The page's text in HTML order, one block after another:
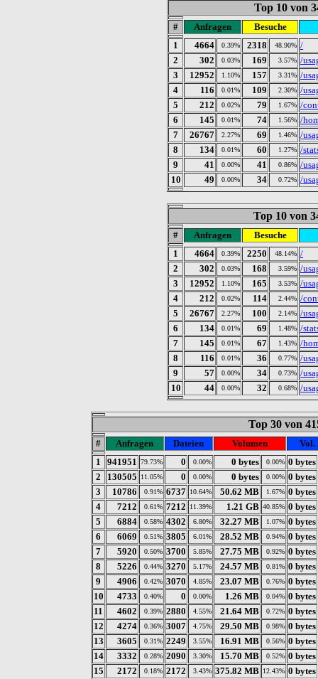
Top 10 von
# Anfragen
Besuche
1
4664 0.39% 2318 48.90% /
2
302 0.03% 169 3.57% /
3
12952 1.10% 157 3.31% /
4
116 0.01% 109 2.30% /
5
212 0.02% 79 1.67% /
6
145 0.01% 74 1.56% /
7
26767 2.27% 69 1.46% /
8
134 0.01% 60 1.27% /
9
41 0.00% 41 0.86% /
10
49 0.00% 34 0.72% /
Top 10 von
# Anfragen
Besuche
1
4664 0.39% 2250 48.14% /
2
302 0.03% 168 3.59% /
3
12952 1.10% 165 3.53% /
4
212 0.02% 114 2.44% /
5
26767 2.27% 100 2.14% /
6
134 0.01% 69 1.48% /
7
145 0.01% 67 1.43% /
8
116 0.01% 36 0.77% /
9
57 0.00% 34 0.73% /
10
44 0.00% 32 0.68% /
Top 30 von
# Anfragen Dateien Volumen
Vol.
1
941951 79.73% 0 0.00% 0 bytes 0.00% 0 bytes
2
130505 11.05% 0 0.00% 0 bytes 0.00% 0 bytes
3
10786 0.91% 6737 10.64% 50.62 MB 1.67% 0 bytes
4
7212 0.61% 7212 11.39% 1.21 GB 40.85% 0 bytes
5
6884 0.58% 4302 6.80% 32.27 MB 1.07% 0 bytes
6
6069 0.51% 3805 6.01% 28.52 MB 0.94% 0 bytes
7
5920 0.50% 3700 5.85% 27.75 MB 0.92% 0 bytes
8
5226 0.44% 3270 5.17% 24.57 MB 0.81% 0 bytes
9
4906 0.42% 3070 4.85% 23.07 MB 0.76% 0 bytes
10
4733 0.40% 0 0.00% 1.26 MB 0.04% 0 bytes
11
4602 0.39% 2880 4.55% 21.64 MB 0.72% 0 bytes
12
4274 0.36% 3007 4.75% 29.50 MB 0.98% 0 bytes
13
3605 0.31% 2249 3.55% 16.91 MB 0.56% 0 bytes
14
3332 0.28% 2090 3.30% 15.70 MB 0.52% 0 bytes
15
2172 0.18% 2172 3.43% 375.82 MB 12.43% 0 bytes